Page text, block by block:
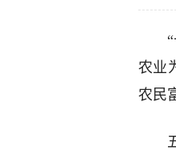
农业
农民